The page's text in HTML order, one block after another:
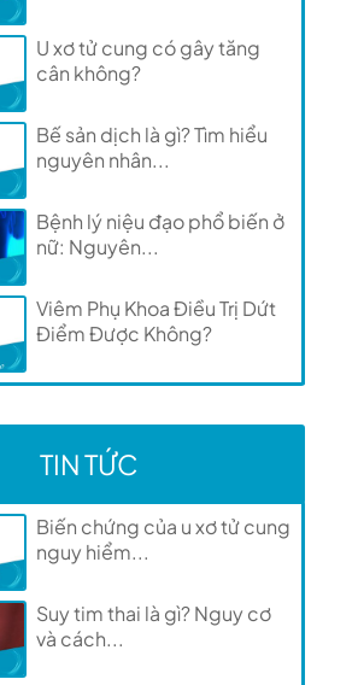
U xơ tử cung có gây tăng
cân không?
Bế sản dịch là gì? Tìm hiểu
nguyên nhân...
Bệnh lý niệu đạo phổ biến ở
nữ: Nguyên...
Viêm Phụ Khoa Điều Trị Dứt
Điểm Được Không?
TIN TỨC
Biến chứng của u xơ tử cung
nguy hiểm...
Suy tim thai là gì? Nguy cơ
và cách...